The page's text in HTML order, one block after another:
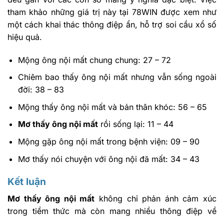
tham khảo những giá trị này tại 78WIN được xem như
một cách khai thác thông điệp ẩn, hỗ trợ soi cầu xổ số
hiệu quả.
Mộng ông nội mất chung chung: 27 – 72
Chiêm bao thấy ông nội mất nhưng vẫn sống ngoài
đời: 38 – 83
Mộng thấy ông nội mất và bản thân khóc: 56 – 65
Mơ thấy ông nội mấtrồi sống lại: 11 – 44
Mộng gặp ông nội mất trong bệnh viện: 09 – 90
Mơ thấy nói chuyện với ông nội đã mất: 34 – 43
Kết luận
Mơ thấy ông nội mất không chỉ phản ánh cảm xúc
trong tiềm thức mà còn mang nhiều thông điệp về